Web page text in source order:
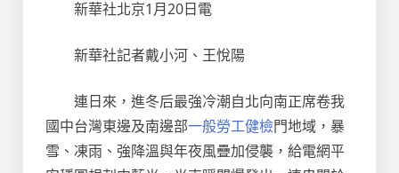
新華社北京1月20日電
新華社記者戴小河、王悅陽
連日來，進冬后最強冷潮自北向南正席卷我
國中台灣東邊及南邊部一般勞工健檢門地域，暴
雪、凍雨、強降溫與年夜風疊加侵襲，給電網平